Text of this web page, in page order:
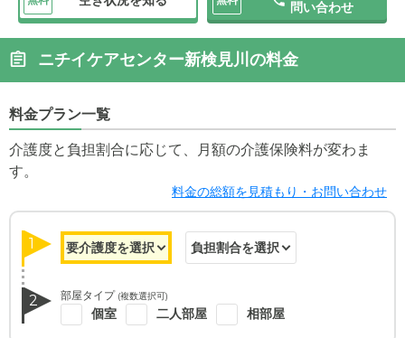
問い合わせ
ニチイケアセンター新検見川の料金
料金プラン一覧
介護度と負担割合に応じて、月額の介護保険料が変わま
す。
料金の総額を見積もり・お問い合わせ
1
2 部屋タイプ (複数選択可)
個室 二人部屋 相部屋